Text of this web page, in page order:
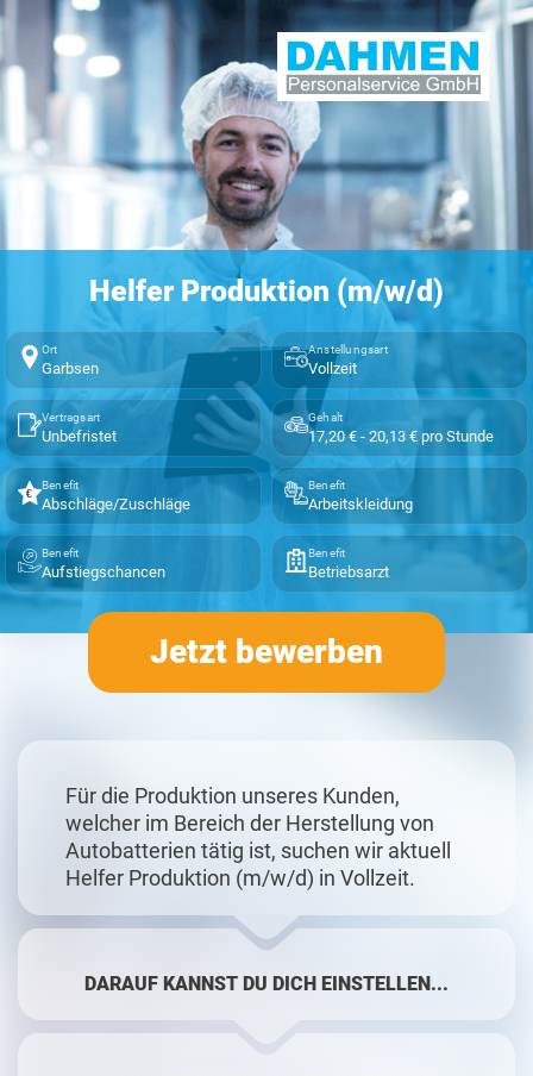
Helfer Produktion (m/w/d)
Ort
Garbsen
Anstellungsart
Vollzeit
Vertragsart
Unbefristet
Gehalt
17,20 € - 20,13 € pro Stunde
Benefit
Abschläge/Zuschläge
Benefit
Arbeitskleidung
Benefit
Aufstiegschancen
Benefit
Betriebsarzt
Jetzt bewerben
Für die Produktion unseres Kunden,
welcher im Bereich der Herstellung von
Autobatterien tätig ist, suchen wir aktuell
Helfer Produktion (m/w/d) in Vollzeit.
DARAUF KANNST DU DICH EINSTELLEN...